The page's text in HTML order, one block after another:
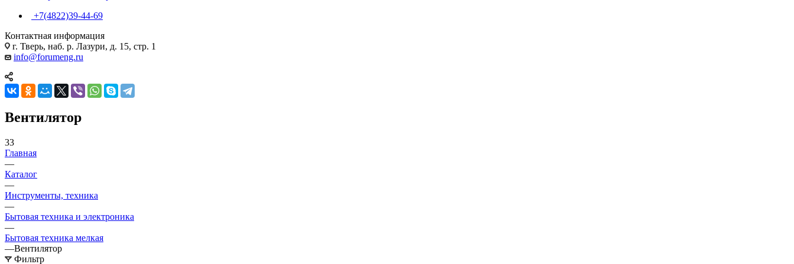
+7(4822)39-44-69
Контактная информация
г. Тверь, наб. р. Лазури, д. 15, стр. 1
info@forumeng.ru
Вентилятор
33
Главная
—
Каталог
—
Инструменты, техника
—
Бытовая техника и электроника
—
Бытовая техника мелкая
—Вентилятор
Фильтр